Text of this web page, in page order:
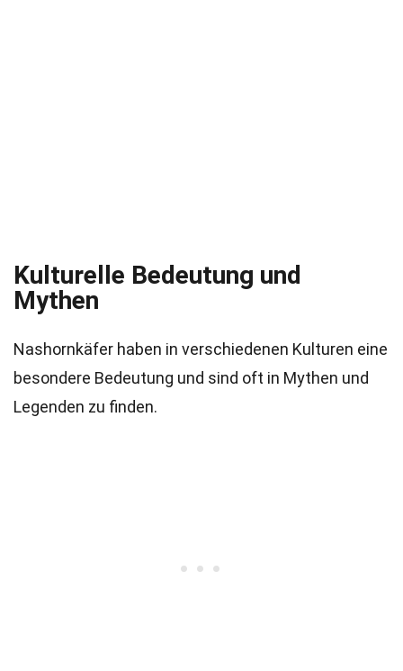
Kulturelle Bedeutung und
Mythen
Nashornkäfer haben in verschiedenen Kulturen eine
besondere Bedeutung und sind oft in Mythen und
Legenden zu finden.